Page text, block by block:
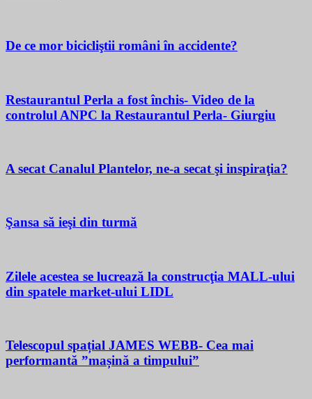
De ce mor bicicliştii români în accidente?
Restaurantul Perla a fost închis- Video de la
controlul ANPC la Restaurantul Perla- Giurgiu
A secat Canalul Plantelor, ne-a secat şi inspiraţia?
Şansa să ieşi din turmă
Zilele acestea se lucrează la construcţia MALL-ului
din spatele market-ului LIDL
Telescopul spațial JAMES WEBB- Cea mai
performantă ”mașină a timpului”